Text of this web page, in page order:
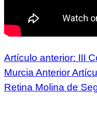
Artículo anterior: III
Murcia Anterior
Retina Molina de